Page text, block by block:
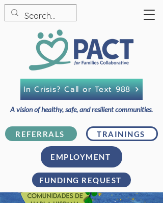
FUNDING REQUEST
REFERRALS TRAININGS
A vision of healthy, safe, and resilient communities.
In Crisis? Call or Text 988
EMPLOYMENT